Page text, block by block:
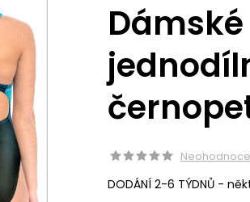
DODÁNÍ 2-6 TÝDNŮ -